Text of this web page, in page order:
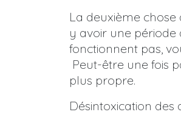
La deuxième
y avoir une
fonctionnent pas,
Peut-être une fois
plus propre.
Désintoxication des